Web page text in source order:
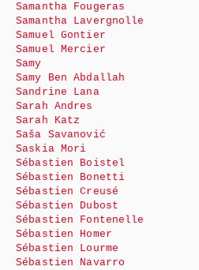
Samantha Fougeras
Samantha Lavergnolle
Samuel Gontier
Samuel Mercier
Samy
Samy Ben Abdallah
Sandrine Lana
Sarah Andres
Sarah Katz
Saša Savanović
Saskia Mori
Sébastien Boistel
Sébastien Bonetti
Sébastien Creusé
Sébastien Dubost
Sébastien Fontenelle
Sébastien Homer
Sébastien Lourme
Sébastien Navarro